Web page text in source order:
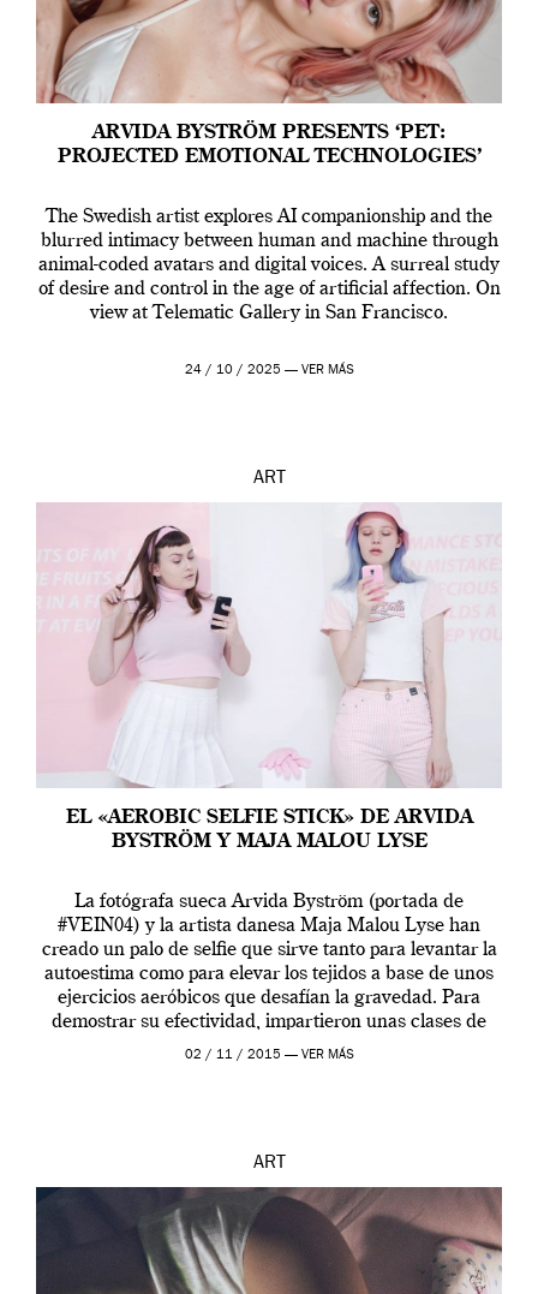
ARVIDA BYSTRÖM PRESENTS ‘PET:
PROJECTED EMOTIONAL TECHNOLOGIES’
The Swedish artist explores AI companionship and the
blurred intimacy between human and machine through
animal-coded avatars and digital voices. A surreal study
of desire and control in the age of artificial affection. On
view at Telematic Gallery in San Francisco.
24 / 10 / 2025 — VER MÁS
ART
EL «AEROBIC SELFIE STICK» DE ARVIDA
BYSTRÖM Y MAJA MALOU LYSE
La fotógrafa sueca Arvida Byström (portada de
#VEIN04) y la artista danesa Maja Malou Lyse han
creado un palo de selfie que sirve tanto para levantar la
autoestima como para elevar los tejidos a base de unos
ejercicios aeróbicos que desafían la gravedad. Para
demostrar su efectividad, impartieron unas clases de
prueba en el Tate […]
02 / 11 / 2015 — VER MÁS
ART